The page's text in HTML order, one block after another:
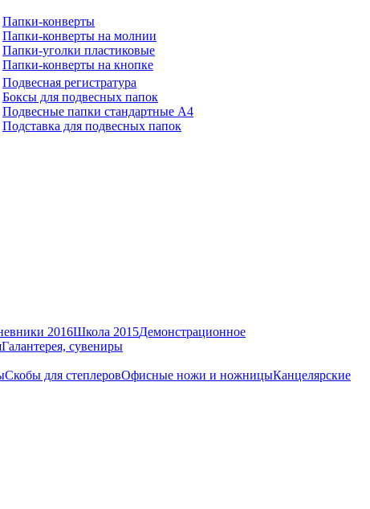
Папки-конверты
Папки-конверты на молнии
Папки-уголки пластиковые
Папки-конверты на кнопке
Подвесная регистратура
Боксы для подвесных папок
Подвесные папки стандартные А4
Подставка для подвесных папок
2016Школа 2015Демонстрационное
Галантерея, сувениры
Скобы для степлеровОфисные ножи и ножницыКанцелярские